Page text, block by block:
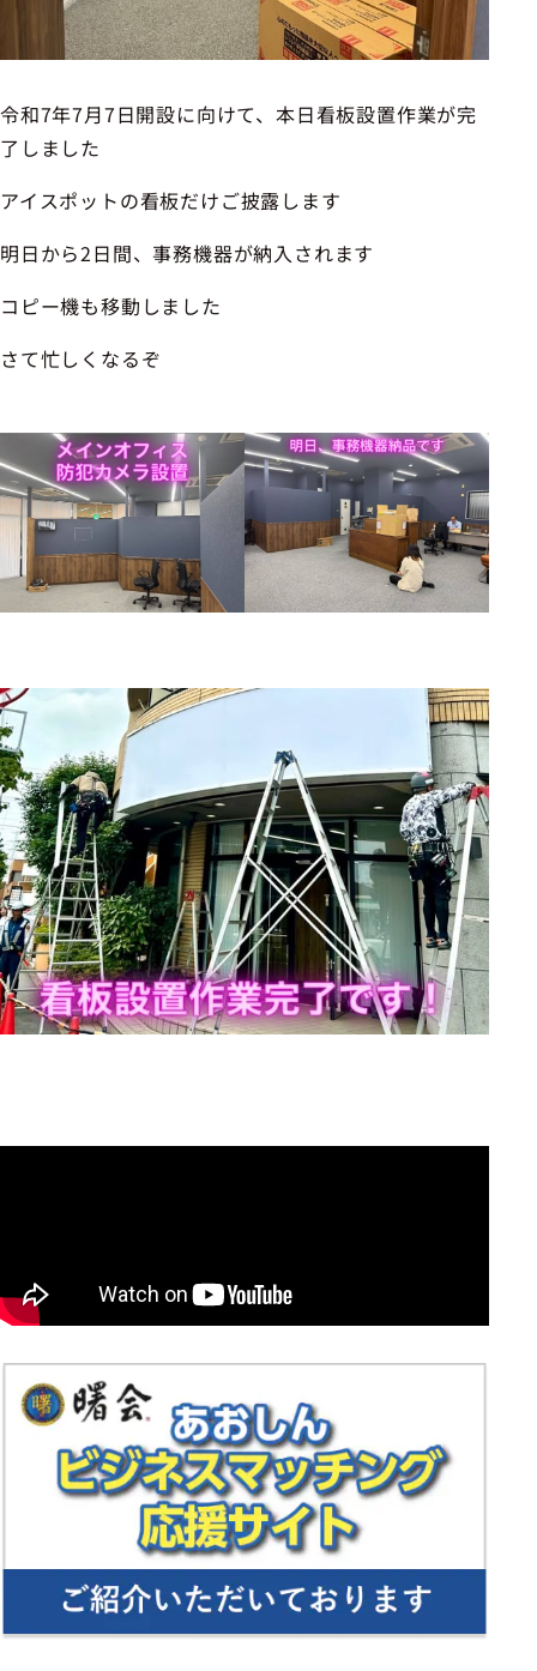
令和7年7月7日開設に向けて、本日看板設置作業が完
了しました
アイスポットの看板だけご披露します
明日から2日間、事務機器が納入されます
コピー機も移動しました
さて忙しくなるぞ